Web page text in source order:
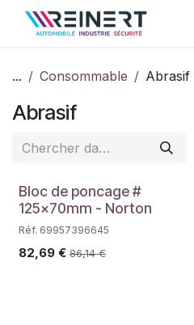
Se rendre au contenu
... Consommable Abrasif
Abrasif
Bloc de poncage #
125x70mm - Norton
Réf. 69957396645
82,69 € 86,14€